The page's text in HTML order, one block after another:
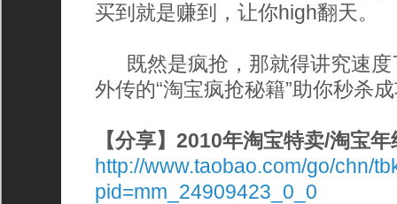
买到就是赚到，让你high翻天。
既然是疯抢，那就得讲究速度
外传的“淘宝疯抢秘籍”助你秒杀
【分享】2010年淘宝特卖/淘宝
http://www.taobao.com/go/chn/
pid=mm_24909423_0_0